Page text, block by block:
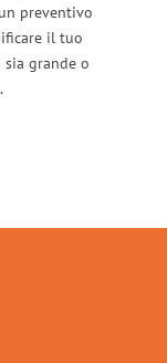
preventivo
il tuo
sia grande o